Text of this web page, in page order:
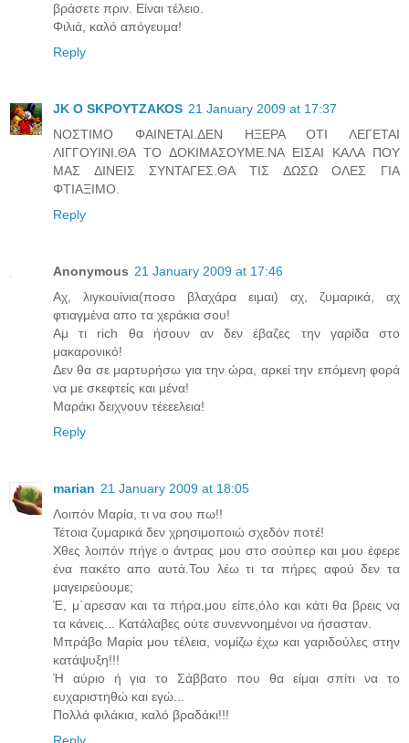
βράσετε πριν. Είναι τέλειο.
Φιλιά, καλό απόγευμα!
Reply
JK O SΚΡΟΥΤΖΑΚΟS 21 January 2009 at 17:37
NOΣΤΙΜΟ ΦΑΙΝΕΤΑΙ.ΔΕΝ ΗΞΕΡΑ ΟΤΙ ΛΕΓΕΤΑΙ
ΛΙΓΓΟΥΙΝΙ.ΘΑ ΤΟ ΔΟΚΙΜΑΣΟΥΜΕ.ΝΑ ΕΙΣΑΙ ΚΑΛΑ ΠΟΥ
ΜΑΣ ΔΙΝΕΙΣ ΣΥΝΤΑΓΕΣ.ΘΑ ΤΙΣ ΔΩΣΩ ΟΛΕΣ ΓΙΑ
ΦΤΙΑΞΙΜΟ.
Reply
Anonymous 21 January 2009 at 17:46
Αχ, λιγκουίνια(ποσο βλαχάρα ειμαι) αχ, ζυμαρικά, αχ
φτιαγμένα απο τα χεράκια σου!
Αμ τι rich θα ήσουν αν δεν έβαζες την γαρίδα στο
μακαρονικό!
Δεν θα σε μαρτυρήσω για την ώρα, αρκεί την επόμενη φορά
να με σκεφτείς και μένα!
Μαράκι δειχνουν τέεεελεια!
Reply
marian 21 January 2009 at 18:05
Λοιπόν Μαρία, τι να σου πω!!
Τέτοια ζυμαρικά δεν χρησιμοποιώ σχεδόν ποτέ!
Χθες λοιπόν πήγε ο άντρας μου στο σούπερ και μου έφερε
ένα πακέτο απο αυτά.Του λέω τι τα πήρες αφού δεν τα
μαγειρεύουμε;
Έ, μ΄αρεσαν και τα πήρα,μου είπε,όλο και κάτι θα βρεις να
τα κάνεις... Κατάλαβες ούτε συνεννοημένοι να ήσασταν.
Μπράβο Μαρία μου τέλεια, νομίζω έχω και γαριδούλες στην
κατάψυξη!!!
Ή αύριο ή για το Σάββατο που θα είμαι σπίτι να το
ευχαριστηθώ και εγώ...
Πολλά φιλάκια, καλό βραδάκι!!!